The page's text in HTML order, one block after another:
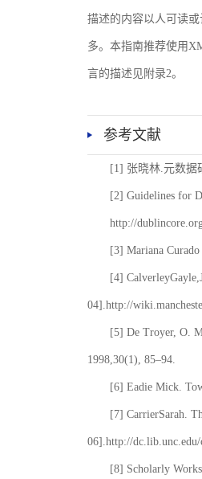
描述的内容以人可读
多。本指南推荐使用
言的描述见附录2。
参考文献
[1] 张晓林.元数据
[2] Guidelines for
http://
[3] Mariana
[4]
04].http://
[5] De Troyer, O.
1998,30(1), 85–94.
[6] Eadie Mick.
[7] CarrierSarah.
06].http://
[8] Scholarly